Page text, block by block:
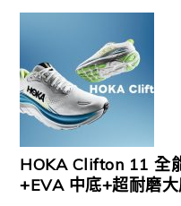
HOKA Clifton 11 全
+EVA 中底+超耐磨